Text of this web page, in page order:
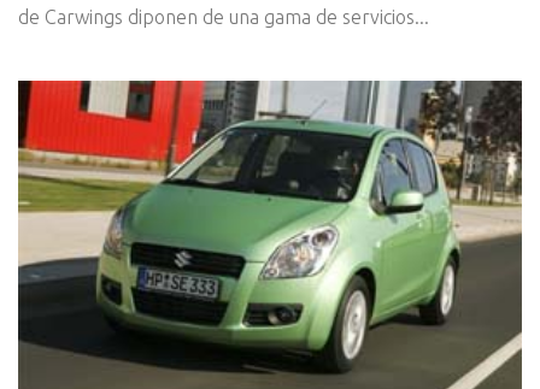
de Carwings diponen de una gama de servicios...